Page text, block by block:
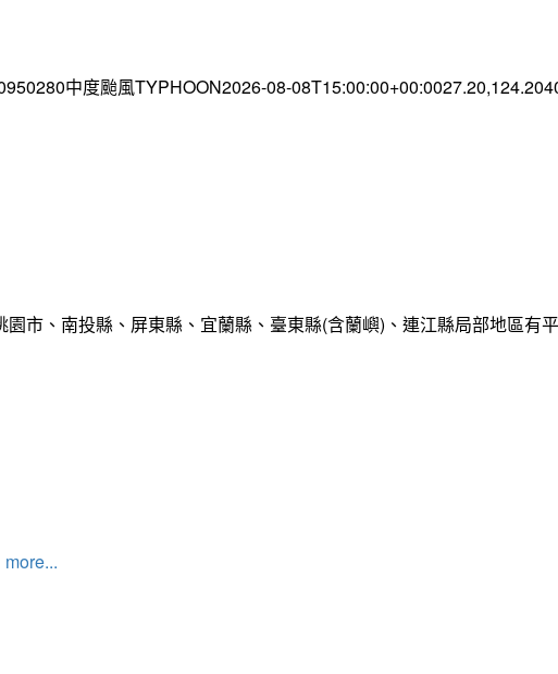
中度颱風TYPHOON2026-08-
市、南投縣、屏東縣、宜蘭縣、臺東縣(含蘭嶼)、連江縣局部地區有
more...